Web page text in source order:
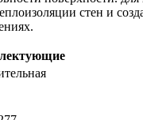
стен и